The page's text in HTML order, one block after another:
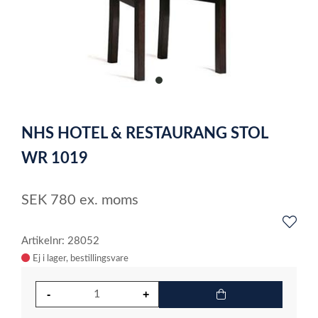
item
of
1
NHS HOTEL & RESTAURANG STOL
WR 1019
SEK 780 ex. moms
Artikelnr: 28052
Ej i lager